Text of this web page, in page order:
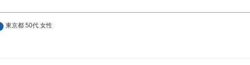
東京都 50代 女性